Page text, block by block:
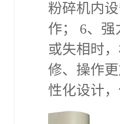
粉碎机内
作； 6、
或失相时
修、操作
性化设计